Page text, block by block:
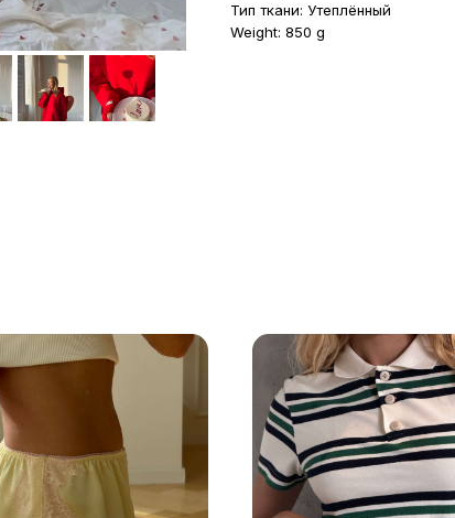
Тип ткани: Утеплённый
Weight: 850 g